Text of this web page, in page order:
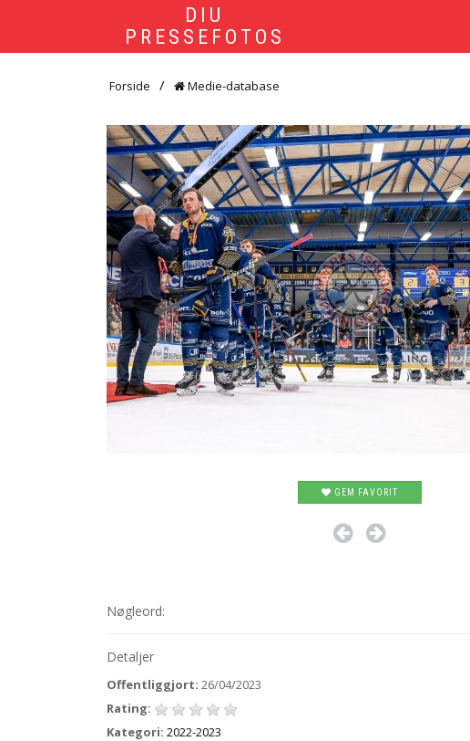
DIU
PRESSEFOTOS
Forside Medie-database
GEM FAVORIT
Nøgleord:
Detaljer
Offentliggjort: 26/04/2023
Rating:
Kategori: 2022-2023